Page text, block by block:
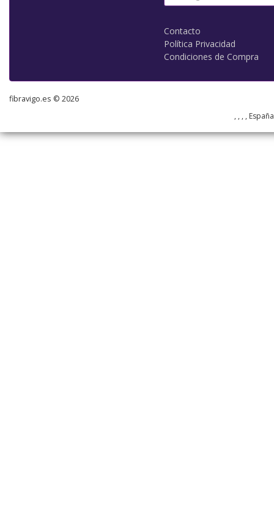
Contacto
Política Privacidad
Condiciones de Compra
fibravigo.es © 2026
, , , ,